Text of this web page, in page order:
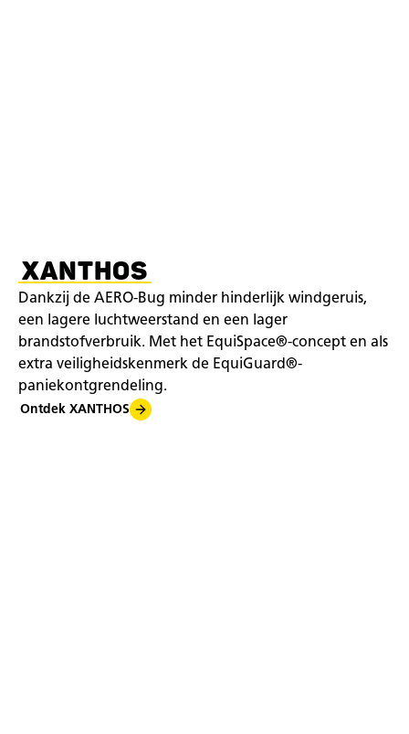
XANTHOS
Dankzij de AERO-Bug minder hinderlijk windgeruis,
een lagere luchtweerstand en een lager
brandstofverbruik. Met het EquiSpace®-concept en als
extra veiligheidskenmerk de EquiGuard®-
paniekontgrendeling.
Ontdek XANTHOS